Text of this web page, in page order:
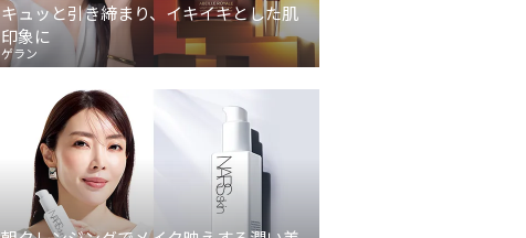
キュッと引き締まり、イキイキとした肌
印象に
ゲラン